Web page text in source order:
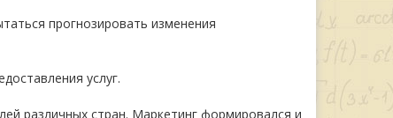
прогнозировать изменения
услуг.
различных стран. Маркетинг формировался и